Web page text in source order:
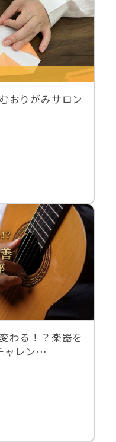
おりがみサロン
わる！？楽器を
ャレン…